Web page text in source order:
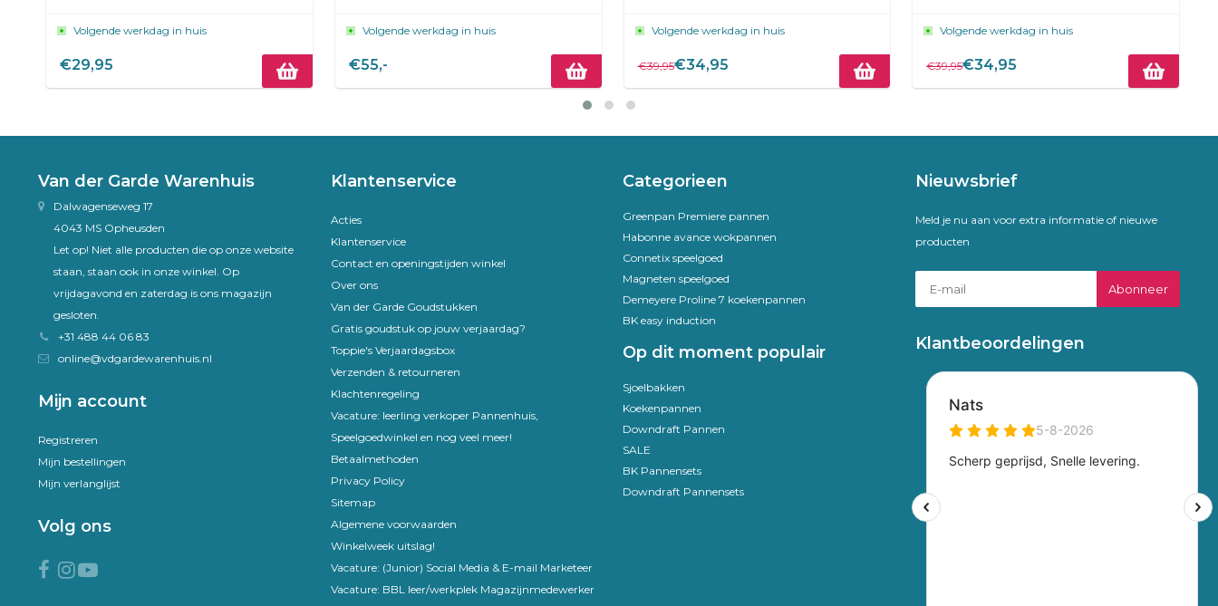
Volgende werkdag in huis
€29,95
Volgende werkdag in huis
€55,-
Volgende werkdag in huis
€39,95€34,95
Volgende werkdag in huis
€39,95€34,95
Van der Garde Warenhuis
Dalwagenseweg 17
4043 MS Opheusden
Let op! Niet alle producten die op onze website
staan, staan ook in onze winkel. Op
vrijdagavond en zaterdag is ons magazijn
gesloten.
+31 488 44 06 83
online@vdgardewarenhuis.nl
Mijn account
Registreren
Mijn bestellingen
Mijn verlanglijst
Volg ons
Klantenservice
Acties
Klantenservice
Contact en openingstijden winkel
Over ons
Van der Garde Goudstukken
Gratis goudstuk op jouw verjaardag?
Toppie's Verjaardagsbox
Verzenden & retourneren
Klachtenregeling
Vacature: leerling verkoper Pannenhuis,
Speelgoedwinkel en nog veel meer!
Betaalmethoden
Privacy Policy
Sitemap
Algemene voorwaarden
Winkelweek uitslag!
Vacature: (Junior) Social Media & E-mail Marketeer
Vacature: BBL leer/werkplek Magazijnmedewerker
Categorieen
Greenpan Premiere pannen
Habonne avance wokpannen
Connetix speelgoed
Magneten speelgoed
Demeyere Proline 7 koekenpannen
BK easy induction
Op dit moment populair
Sjoelbakken
Koekenpannen
Downdraft Pannen
SALE
BK Pannensets
Downdraft Pannensets
Nieuwsbrief
Meld je nu aan voor extra informatie of nieuwe
producten
Abonneer
Klantbeoordelingen